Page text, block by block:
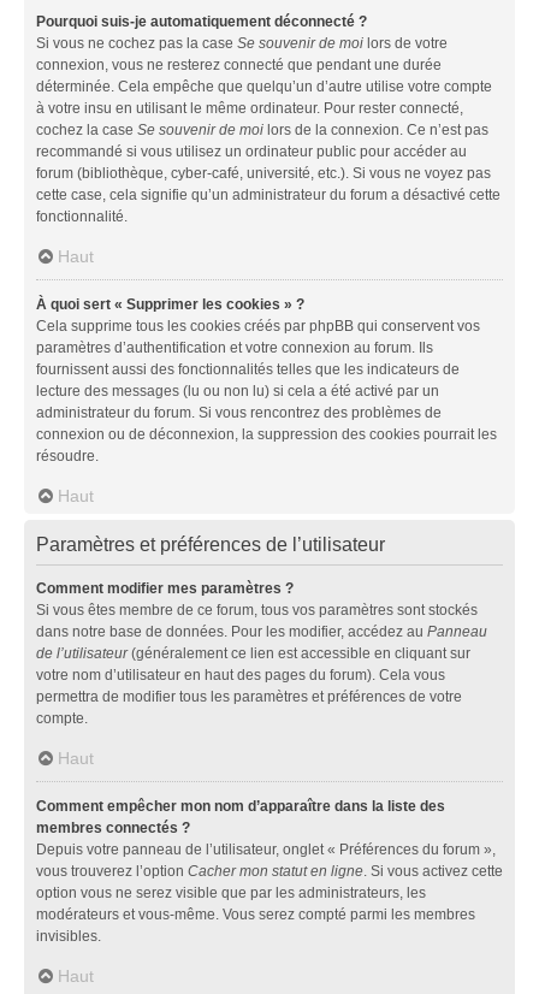
Pourquoi suis-je automatiquement déconnecté ?
Si vous ne cochez pas la case Se souvenir de moi lors de votre
connexion, vous ne resterez connecté que pendant une durée
déterminée. Cela empêche que quelqu’un d’autre utilise votre compte
à votre insu en utilisant le même ordinateur. Pour rester connecté,
cochez la case Se souvenir de moi lors de la connexion. Ce n’est pas
recommandé si vous utilisez un ordinateur public pour accéder au
forum (bibliothèque, cyber-café, université, etc.). Si vous ne voyez pas
cette case, cela signifie qu’un administrateur du forum a désactivé cette
fonctionnalité.
Haut
À quoi sert « Supprimer les cookies » ?
Cela supprime tous les cookies créés par phpBB qui conservent vos
paramètres d’authentification et votre connexion au forum. Ils
fournissent aussi des fonctionnalités telles que les indicateurs de
lecture des messages (lu ou non lu) si cela a été activé par un
administrateur du forum. Si vous rencontrez des problèmes de
connexion ou de déconnexion, la suppression des cookies pourrait les
résoudre.
Haut
Paramètres et préférences de l’utilisateur
Comment modifier mes paramètres ?
Si vous êtes membre de ce forum, tous vos paramètres sont stockés
dans notre base de données. Pour les modifier, accédez au Panneau
de l’utilisateur(généralement ce lien est accessible en cliquant sur
votre nom d’utilisateur en haut des pages du forum). Cela vous
permettra de modifier tous les paramètres et préférences de votre
compte.
Haut
Comment empêcher mon nom d’apparaître dans la liste des
membres connectés ?
Depuis votre panneau de l’utilisateur, onglet « Préférences du forum »,
vous trouverez l’option Cacher mon statut en ligne. Si vous activez cette
option vous ne serez visible que par les administrateurs, les
modérateurs et vous-même. Vous serez compté parmi les membres
invisibles.
Haut